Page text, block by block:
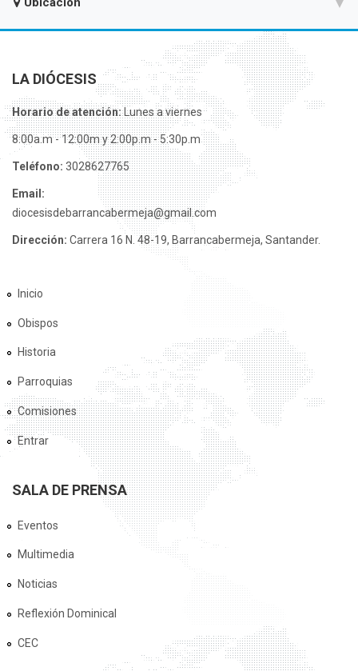
LA DIÓCESIS
Horario de atención:Lunes a viernes
8:00a.m - 12:00m y 2:00p.m - 5:30p.m
Teléfono: 3028627765
Email:
diocesisdebarrancabermeja@gmail.com
Dirección: Carrera 16 N. 48-19, Barrancabermeja, Santander.
Inicio
Obispos
Historia
Parroquias
Comisiones
Entrar
SALA DE PRENSA
Eventos
Multimedia
Noticias
Reflexión Dominical
CEC